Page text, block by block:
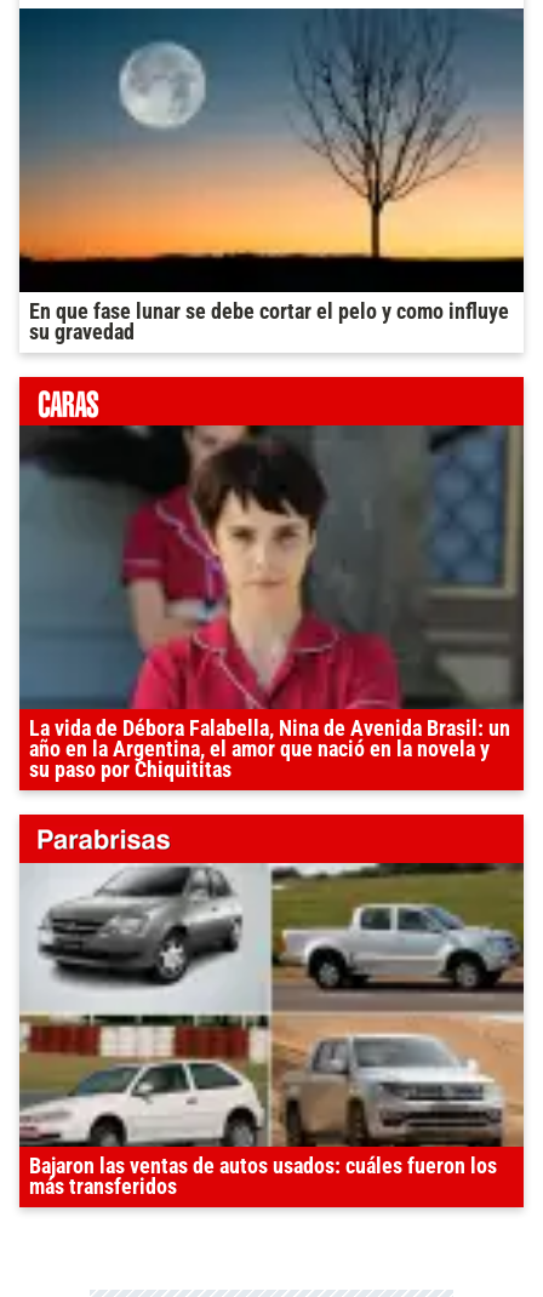
En que fase lunar se debe cortar el pelo y como influye
su gravedad
La vida de Débora Falabella, Nina de Avenida Brasil: un
año en la Argentina, el amor que nació en la novela y
su paso por Chiquititas
Bajaron las ventas de autos usados: cuáles fueron los
más transferidos